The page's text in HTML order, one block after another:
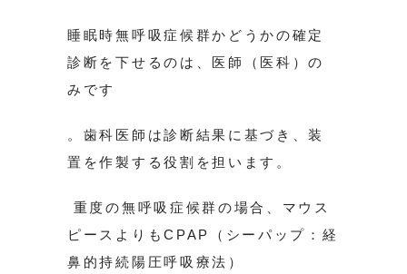
睡眠時無呼吸症候群かどうかの確定
診断を下せるのは、医師（医科）の
みです
。歯科医師は診断結果に基づき、装
置を作製する役割を担います。
重度の無呼吸症候群の場合、マウス
ピースよりもCPAP（シーパップ：経
鼻的持続陽圧呼吸療法）